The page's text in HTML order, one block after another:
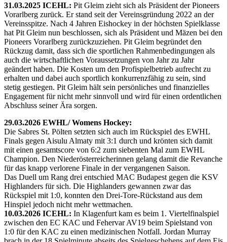
31.03.2025 ICEHL: Pit Gleim zieht sich als Präsident der Pioneers
Vorarlberg zurück. Er stand seit der Vereinsgründung 2022 an der
Vereinsspitze. Nach 4 Jahren Eishockey in der höchsten Spielklasse
hat Pit Gleim nun beschlossen, sich als Präsident und Mäzen bei den
Pioneers Vorarlberg zurückzuziehen. Pit Gleim begründet den
Rückzug damit, dass sich die sportlichen Rahmenbedingungen als
auch die wirtschaftlichen Voraussetzungen von Jahr zu Jahr
geändert haben. Die Kosten um den Profispielbetrieb aufrecht zu
erhalten und dabei auch sportlich konkurrenzfähig zu sein, sind
stetig gestiegen. Pit Gleim hält sein persönliches und finanzielles
Engagement für nicht mehr sinnvoll und wird für einen ordentlichen
Abschluss seiner Ära sorgen.
29.03.2026 EWHL/ Womens Hockey:
Die Sabres St. Pölten setzten sich auch im Rückspiel des EWHL
Finals gegen Aisulu Almaty mit 3:1 durch und krönten sich damit
mit einen gesamtscore von 6:2 zum siebenten Mal zum EWHL
Champion. Den Niederösterreicherinnen gelang damit die Revanche
für das knapp verlorene Finale in der vergangenen Saison.
Das Duell um Rang drei entschied MAC Budapest gegen die KSV
Highlanders für sich. Die Highlanders gewannen zwar das
Rückspiel mit 1:0, konnten den Drei-Tore-Rückstand aus dem
Hinspiel jedoch nicht mehr wettmachen.
10.03.2026 ICEHL: In Klagenfurt kam es beim 1. Viertelfinalspiel
zwischen den EC KAC und Fehervar AV19 beim Spielstand von
1:0 für den KAC zu einen medizinischen Notfall. Jordan Murray